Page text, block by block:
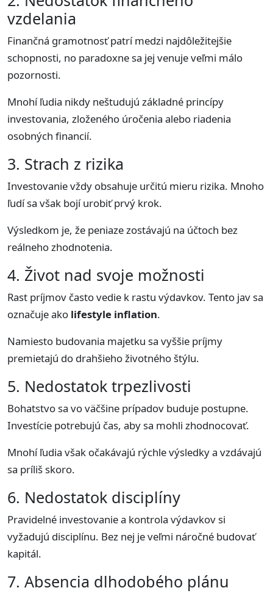
vzdelania
Finančná gramotnosť patrí medzi najdôležitejšie
schopnosti, no paradoxne sa jej venuje veľmi málo
pozornosti.
Mnohí ľudia nikdy neštudujú základné princípy
investovania, zloženého úročenia alebo riadenia
osobných financií.
3. Strach z rizika
Investovanie vždy obsahuje určitú mieru rizika. Mnoho
ľudí sa však bojí urobiť prvý krok.
Výsledkom je, že peniaze zostávajú na účtoch bez
reálneho zhodnotenia.
4. Život nad svoje možnosti
Rast príjmov často vedie k rastu výdavkov. Tento jav sa
označuje ako lifestyle inflation.
Namiesto budovania majetku sa vyššie príjmy
premietajú do drahšieho životného štýlu.
5. Nedostatok trpezlivosti
Bohatstvo sa vo väčšine prípadov buduje postupne.
Investície potrebujú čas, aby sa mohli zhodnocovať.
Mnohí ľudia však očakávajú rýchle výsledky a vzdávajú
sa príliš skoro.
6. Nedostatok disciplíny
Pravidelné investovanie a kontrola výdavkov si
vyžadujú disciplínu. Bez nej je veľmi náročné budovať
kapitál.
7. Absencia dlhodobého plánu